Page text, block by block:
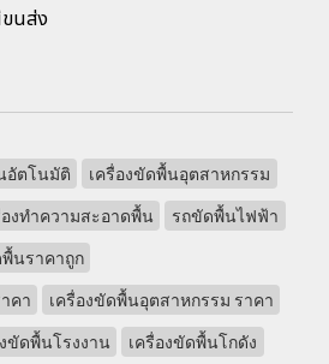
นส่ง
อัตโนมัติ เครื่องขัดพื้นอุตสาหกรรม
องทำความสะอาดพื้น รถขัดพื้นไฟฟ้า
นราคาถูก
คา เครื่องขัดพื้นอุตสาหกรรม ราคา
ขัดพื้นโรงงาน เครื่องขัดพื้นโกดัง